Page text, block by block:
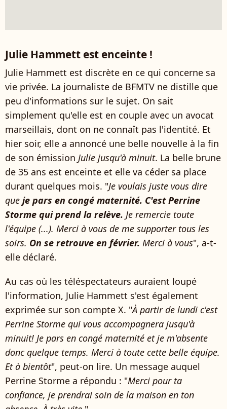
Julie Hammett est enceinte !
Julie Hammett est discrète en ce qui concerne sa
vie privée. La journaliste de BFMTV ne distille que
peu d'informations sur le sujet. On sait
simplement qu'elle est en couple avec un avocat
marseillais, dont on ne connaît pas l'identité. Et
hier soir, elle a annoncé une belle nouvelle à la fin
de son émission Julie jusqu'à minuit. La belle brune
de 35 ans est enceinte et elle va céder sa place
durant quelques mois. "Je voulais juste vous dire
que je pars en congé maternité. C'est Perrine
Storme qui prend la relève. Je remercie toute
l'équipe (...). Merci à vous de me supporter tous les
soirs. On se retrouve en février. Merci à vous", a-t-
elle déclaré.
Au cas où les téléspectateurs auraient loupé
l'information, Julie Hammett s'est également
exprimée sur son compte X. "À partir de lundi c'est
Perrine Storme qui vous accompagnera jusqu'à
minuit! Je pars en congé maternité et je m'absente
donc quelque temps. Merci à toute cette belle équipe.
Et à bientôt", peut-on lire. Un message auquel
Perrine Storme a répondu : "Merci pour ta
confiance, je prendrai soin de la maison en ton